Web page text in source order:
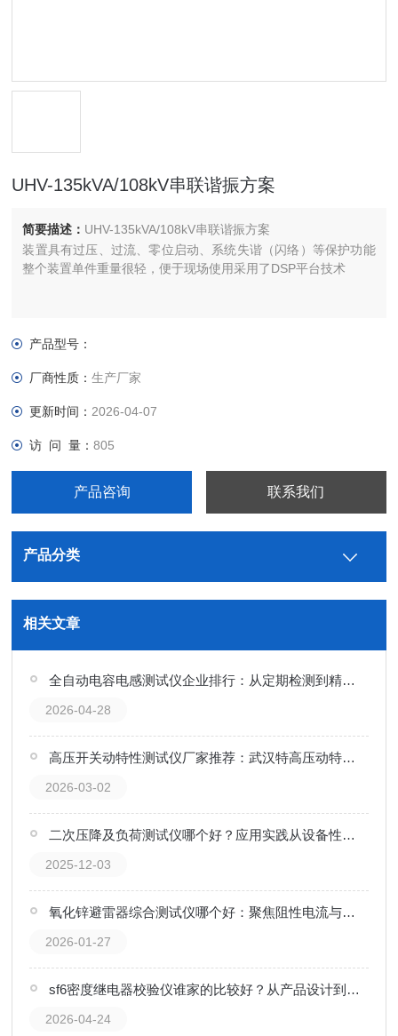
UHV-135kVA/108kV串联谐振方案
简要描述： UHV-135kVA/108kV串联谐振方案
装置具有过压、过流、零位启动、系统失谐（闪络）等保护功能
整个装置单件重量很轻，便于现场使用采用了DSP平台技术
产品型号：
厂商性质：生产厂家
更新时间： 2026-04-07
访 问 量：805
产品咨询 联系我们
产品分类
相关文章
全自动电容电感测试仪企业排行：从定期检测到精准运维
2026-04-28
高压开关动特性测试仪厂家推荐：武汉特高压动特性测试仪技术看点
2026-03-02
二次压降及负荷测试仪哪个好？应用实践从设备性能到现场使用效果
2025-12-03
氧化锌避雷器综合测试仪哪个好：聚焦阻性电流与直流特性的精准洞察
2026-01-27
sf6密度继电器校验仪谁家的比较好？从产品设计到现场应用的方位观察
2026-04-24